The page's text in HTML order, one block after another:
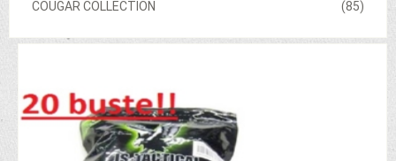
(85)
COUGAR COLLECTION